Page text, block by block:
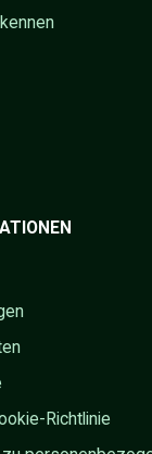
Richtlinie